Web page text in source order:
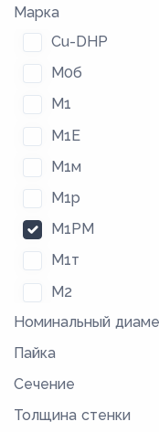
Марка
Cu-DHP
М0б
М1
М1Е
М1м
М1р
М1РМ
М1т
М2
М2м
М2р
М2РМ
М2т
Номинальный
Пайка
Сечение
Толщина стенки